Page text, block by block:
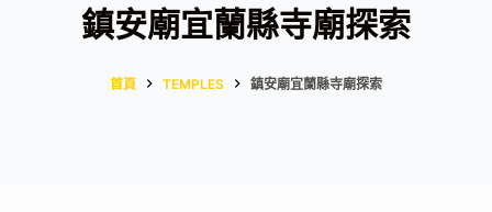
鎮安廟宜蘭縣寺廟探索
首頁 TEMPLES 鎮安廟宜蘭縣寺廟探索